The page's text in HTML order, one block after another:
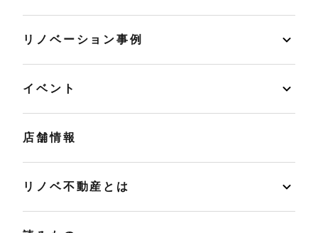
リノベーション事例
イベント
店舗情報
リノベ不動産とは